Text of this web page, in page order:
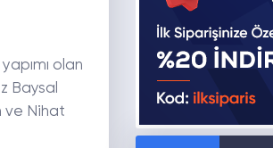
olan
Baysal
ve Nihat